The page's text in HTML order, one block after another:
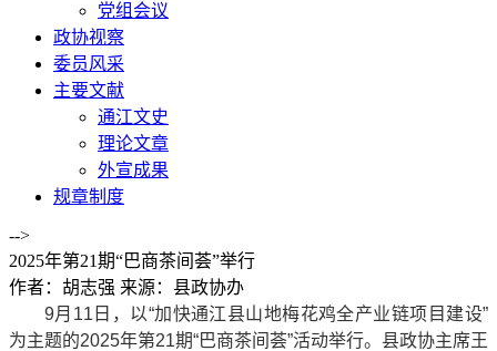
党组会议
政协视察
委员风采
主要文献
通江文史
理论文章
外宣成果
规章制度
-->
2025年第21期“巴商茶间荟”举行
作者：胡志强 来源：县政协办
9月11日，以“加快通江县山地梅花鸡全产业链项目建设”
为主题的2025年第21期“巴商茶间荟”活动举行。县政协主席王